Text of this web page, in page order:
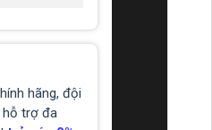
hãng, đội
hỗ trợ đa